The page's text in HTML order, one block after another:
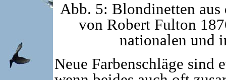
Abb. 5: Blondinetten aus
von Robert Fulton
nationalen und
Neue Farbenschläge sind